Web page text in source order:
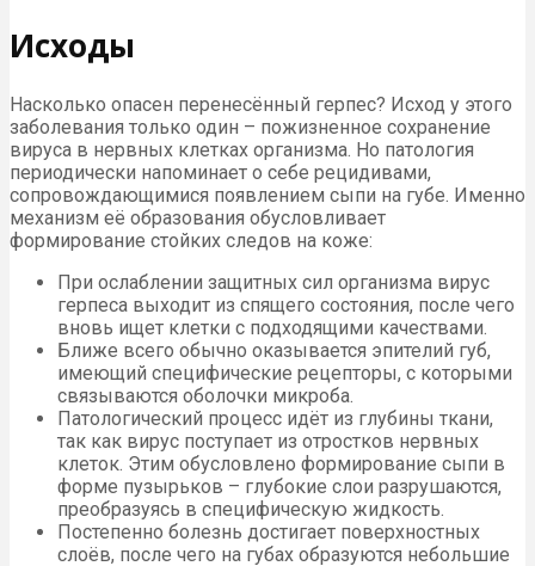
Исходы
Насколько опасен перенесённый герпес? Исход у этого
заболевания только один – пожизненное сохранение
вируса в нервных клетках организма. Но патология
периодически напоминает о себе рецидивами,
сопровождающимися появлением сыпи на губе. Именно
механизм её образования обусловливает
формирование стойких следов на коже:
При ослаблении защитных сил организма вирус
герпеса выходит из спящего состояния, после чего
вновь ищет клетки с подходящими качествами.
Ближе всего обычно оказывается эпителий губ,
имеющий специфические рецепторы, с которыми
связываются оболочки микроба.
Патологический процесс идёт из глубины ткани,
так как вирус поступает из отростков нервных
клеток. Этим обусловлено формирование сыпи в
форме пузырьков – глубокие слои разрушаются,
преобразуясь в специфическую жидкость.
Постепенно болезнь достигает поверхностных
слоёв, после чего на губах образуются небольшие